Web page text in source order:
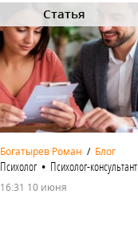
Статья
Богатырев Роман / Блог
Психолог • Психолог-консультант
16:31 10 июня